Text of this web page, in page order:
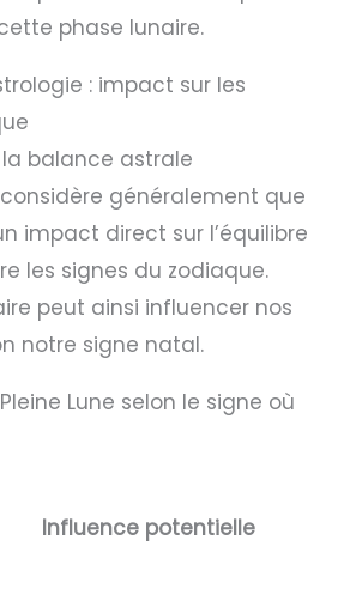
phase lunaire.
: impact sur les
la balance astrale
généralement que
impact direct sur l’équilibre
les signes du zodiaque.
peut ainsi influencer nos
notre signe natal.
Lune selon le signe où
Influence potentielle